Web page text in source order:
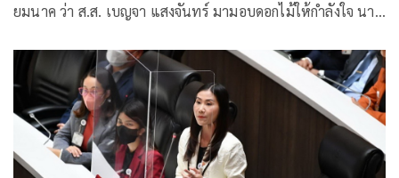
ยมนาค ว่า ส.ส. เบญจา แสงจันทร์ มามอบดอกไม้ให้กำลังใจ นาย